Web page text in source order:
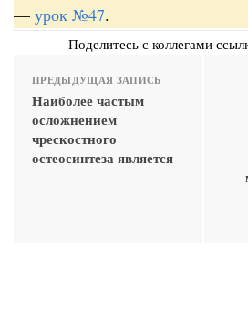
— урок №47.
Поделитесь с коллегами
ПРЕДЫДУЩАЯ ЗАПИСЬ
Наиболее частым
осложнением
чрескостного
остеосинтеза является